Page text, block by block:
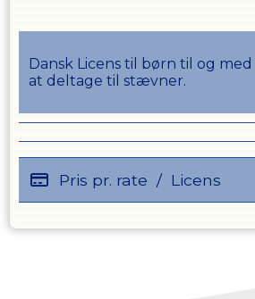
Dansk Licens til børn til og med
at deltage til stævner.
Pris pr. rate / Licens